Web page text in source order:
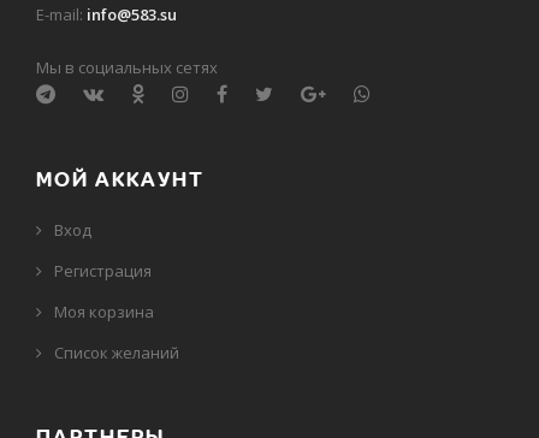
E-mail: info@583.su
Мы в социальных сетях
МОЙ АККАУНТ
Вход
Регистрация
Моя корзина
Cписок желаний